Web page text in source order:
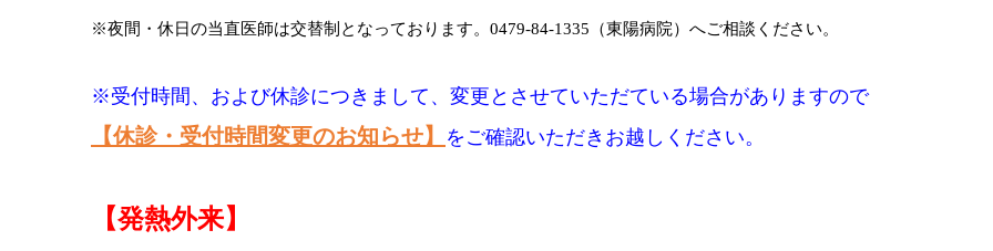
※夜間・休日の当直医師は交替制となっております。0479‐84-1335（東陽病院）へご相談ください。
※受付時間、および休診につきまして、変更とさせていただている場合がありますので
【休診・受付時間変更のお知らせ】 をご確認いただきお越しください。
【発熱外来】